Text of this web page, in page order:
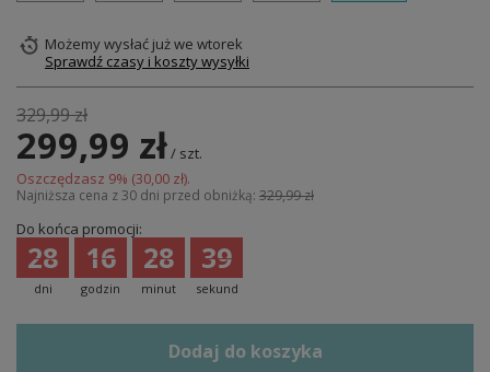
Możemy wysłać jużwe wtorek
Sprawdź czasy i koszty wysyłki
329,99 zł
299,99 zł/ szt.
Oszczędzasz 9% (30,00 zł).
Najniższa cena z 30 dni przed obniżką: 329,99 zł
Do końca promocji:
dni
28
godzin
16
minut
28
sekund
38
Dodaj do koszyka